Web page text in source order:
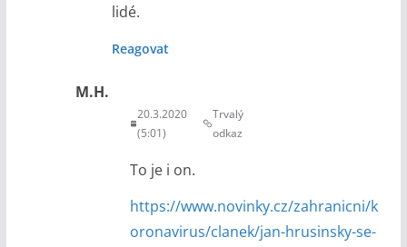
lidé.
Reagovat
M.H.
20.3.2020
(5:01)
Trvalý
odkaz
To je i on.
https://www.novinky.cz/zahranicni/k
oronavirus/clanek/jan-hrusinsky-se-